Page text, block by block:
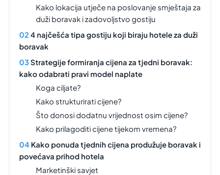
Kako lokacija utječe na poslovanje smještaja za
duži boravak i zadovoljstvo gostiju
4 najčešća tipa gostiju koji biraju hotele za duži
boravak
Strategije formiranja cijena za tjedni boravak:
kako odabrati pravi model naplate
Koga ciljate?
Kako strukturirati cijene?
Što donosi dodatnu vrijednost osim cijene?
Kako prilagoditi cijene tijekom vremena?
Kako ponuda tjednih cijena produžuje boravak i
povećava prihod hotela
Marketinški savjet